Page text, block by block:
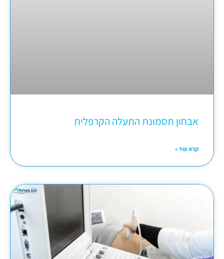
אבחון תסמונת התעלה הקרפלית
קרא עוד »